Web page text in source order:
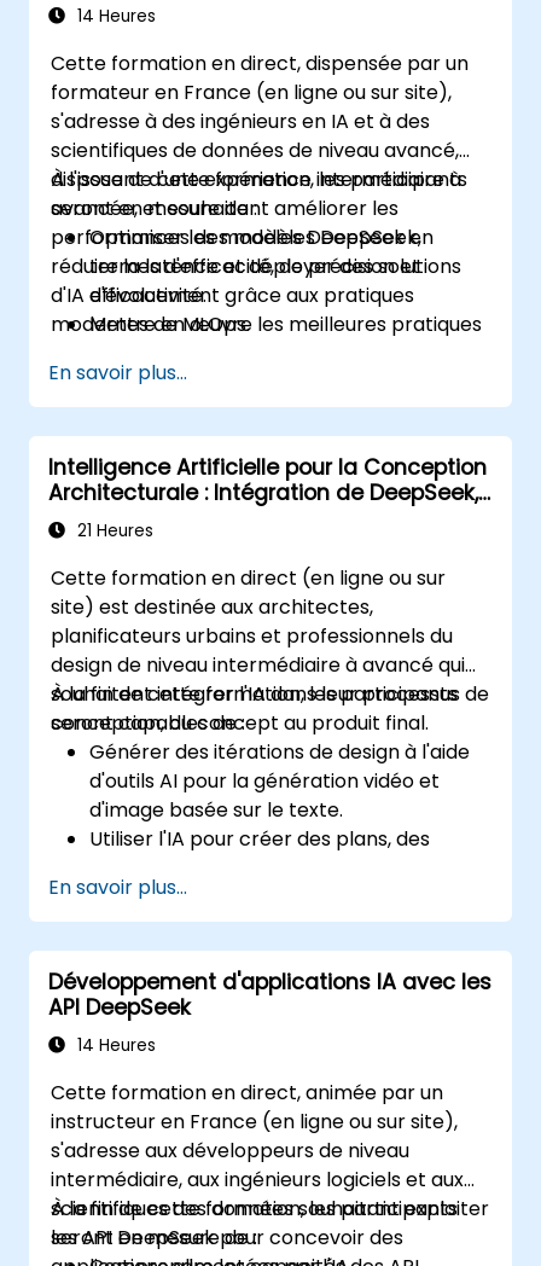
14 Heures
Cette formation en direct, dispensée par un
formateur en France (en ligne ou sur site),
s'adresse à des ingénieurs en IA et à des
scientifiques de données de niveau avancé,
disposant d'une expérience intermédiaire à
avancée, et souhaitant améliorer les
performances des modèles DeepSeek,
réduire la latence et déployer des solutions
d'IA efficacement grâce aux pratiques
modernes de MLOps.
À l'issue de cette formation, les participants
seront en mesure de :
Optimiser les modèles DeepSeek en
termes d'efficacité, de précision et
d'évolutivité.
Mettre en œuvre les meilleures pratiques
versions de modèles.
Déployer des modèles DeepSeek sur des
infrastructures cloud et sur site.
Surveiller, maintenir et mettre à l'échelle
des solutions d'IA de manière efficace.
En savoir plus...
Intelligence Artificielle pour la Conception
Architecturale : Intégration de DeepSeek,
OpenAI et Revit
21 Heures
Cette formation en direct (en ligne ou sur
site) est destinée aux architectes,
planificateurs urbains et professionnels du
design de niveau intermédiaire à avancé qui
souhaitent intégrer l'IA dans leur processus de
conception, du concept au produit final.
À la fin de cette formation, les participants
seront capables de :
Générer des itérations de design à l'aide
d'outils AI pour la génération vidéo et
d'image basée sur le texte.
Utiliser l'IA pour créer des plans, des
matériaux.
S'assurer de la conformité avec les
réglementations grâce à la validation de
design pilotée par IA.
Intégrer des flux de travail AI dans Revit et
autres outils de rendu.
En savoir plus...
Développement d'applications IA avec les
API DeepSeek
14 Heures
Cette formation en direct, animée par un
instructeur en France (en ligne ou sur site),
s'adresse aux développeurs de niveau
intermédiaire, aux ingénieurs logiciels et aux
scientifiques des données souhaitant exploiter
les API DeepSeek pour concevoir des
À la fin de cette formation, les participants
seront en mesure de :